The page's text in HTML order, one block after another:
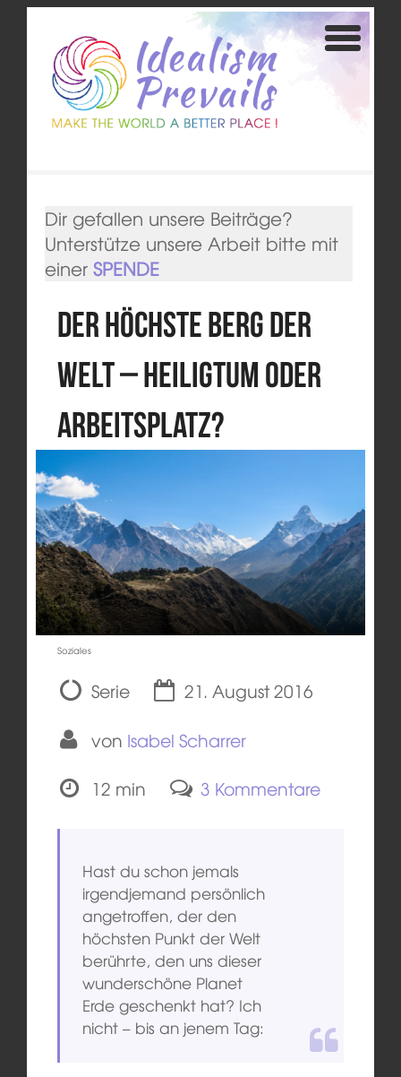
Dir gefallen unsere Beiträge?
Unterstütze unsere Arbeit bitte mit
einer SPENDE
Der höchste Berg der
Welt – Heiligtum oder
Arbeitsplatz?
Soziales
Serie
21. August 2016
von Isabel Scharrer
12 min
3 Kommentare
Hast du schon jemals
irgendjemand persönlich
angetroffen, der den
höchsten Punkt der Welt
berührte, den uns dieser
wunderschöne Planet
Erde geschenkt hat? Ich
nicht – bis an jenem Tag: